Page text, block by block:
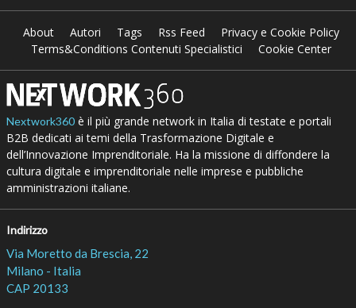
About Autori Tags Rss Feed
Privacy e Cookie Policy
Terms&Conditions Contenuti Specialistici
Cookie Center
Nextwork360è il più grande network in Italia di testate e portali
B2B dedicati ai temi della Trasformazione Digitale e
dell’Innovazione Imprenditoriale. Ha la missione di diffondere la
cultura digitale e imprenditoriale nelle imprese e pubbliche
amministrazioni italiane.
Indirizzo
Via Moretto da Brescia, 22
Milano - Italia
CAP 20133